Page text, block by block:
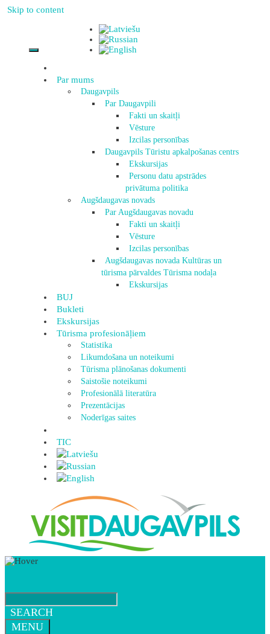
Skip to content
Par mums
Daugavpils
Par Daugavpili
Fakti un skaitļi
Vēsture
Izcilas personības
Daugavpils Tūristu apkalpošanas centrs
Ekskursijas
Personu datu apstrādes
privātuma politika
Augšdaugavas novads
Par Augšdaugavas novadu
Fakti un skaitļi
Vēsture
Izcilas personības
Augšdaugavas novada Kultūras un
tūrisma pārvaldes Tūrisma nodaļa
Ekskursijas
BUJ
Bukleti
Ekskursijas
Tūrisma profesionāļiem
Statistika
Likumdošana un noteikumi
Tūrisma plānošanas dokumenti
Saistošie noteikumi
Profesionālā literatūra
Prezentācijas
Noderīgas saites
TIC
SEARCH
MENU